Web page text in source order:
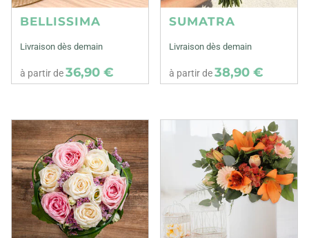
BELLISSIMA
Livraison dès demain
à partir de36,90 €
SUMATRA
Livraison dès demain
à partir de38,90 €